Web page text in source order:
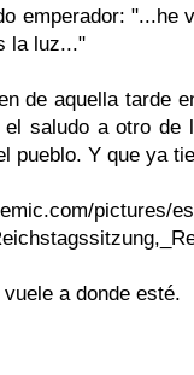
emperador: "...he
la luz..."
de aquella tarde
saludo a otro de
pueblo. Y que ya
pictures/
a donde esté.